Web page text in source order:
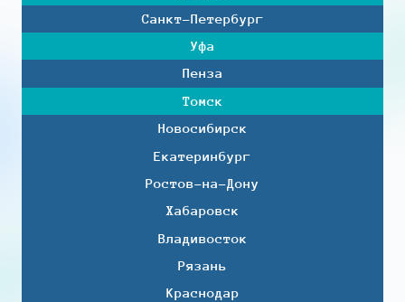
Санкт-Петербург
Уфа
Пенза
Томск
Новосибирск
Екатеринбург
Ростов-на-Дону
Хабаровск
Владивосток
Рязань
Краснодар